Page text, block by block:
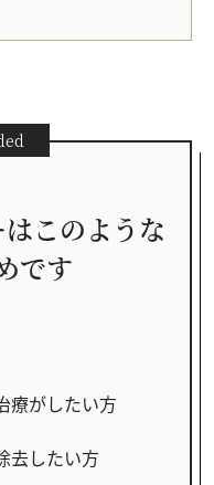
このような
です
療がしたい方
去したい方